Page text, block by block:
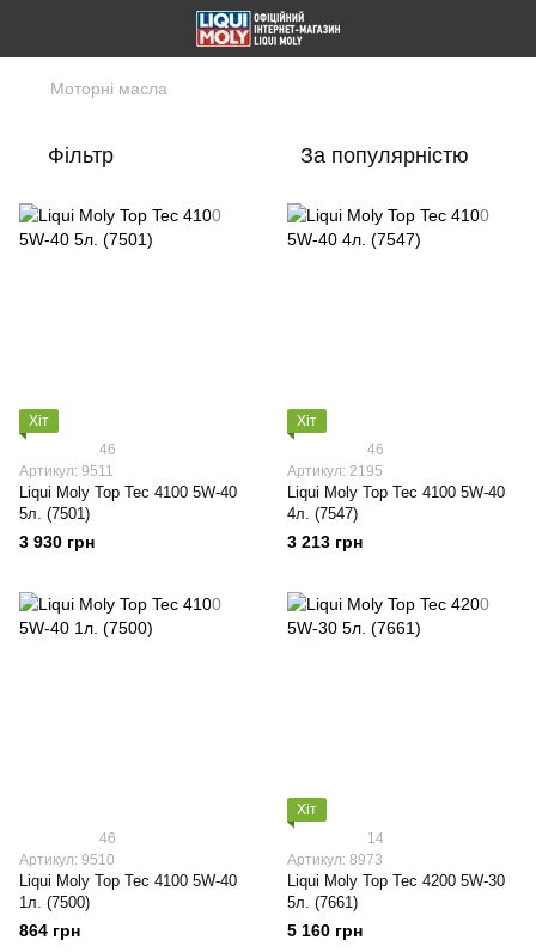
Моторні масла
Фільтр За популярністю
Хіт
46
Артикул: 9511
Liqui Moly Top Tec 4100 5W-40
5л. (7501)
3 930 грн
Хіт
46
Артикул: 2195
Liqui Moly Top Tec 4100 5W-40
4л. (7547)
3 213 грн
46
Артикул: 9510
Liqui Moly Top Tec 4100 5W-40
1л. (7500)
864 грн
Хіт
14
Артикул: 8973
Liqui Moly Top Tec 4200 5W-30
5л. (7661)
5 160 грн